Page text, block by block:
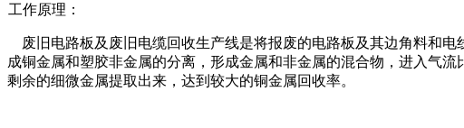
工作原理：
废旧电路板及废旧电缆回收生产线是将报废的电路板及其边角料和
成铜金属和塑胶非金属的分离，形成金属和非金属的混合物，进入气
剩余的细微金属提取出来，达到较大的铜金属回收率。